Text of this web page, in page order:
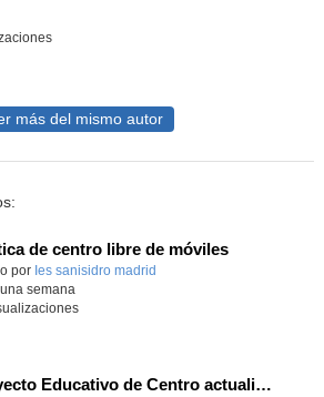
más del mismo autor
de centro libre de móviles
por Ies sanisidro madrid
semana
Proyecto Educativo de Centro actualizado 2026